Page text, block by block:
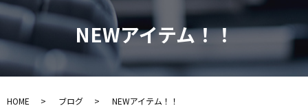
NEWアイテム！！
HOME ブログ NEWアイテム！！